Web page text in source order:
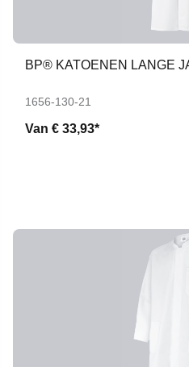
BP® KATOENEN LANGE
1656-130-21
Van € 33,93*